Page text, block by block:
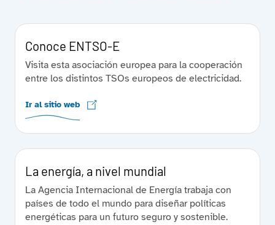
Conoce ENTSO-E
Visita esta asociación europea para la cooperación
entre los distintos TSOs europeos de electricidad.
Ir al sitio web
La energía, a nivel mundial
La Agencia Internacional de Energía trabaja con
países de todo el mundo para diseñar políticas
energéticas para un futuro seguro y sostenible.